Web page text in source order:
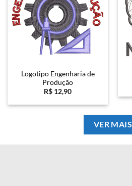
Logotipo Engenharia de
Produção
R$ 12,90
VER MAIS